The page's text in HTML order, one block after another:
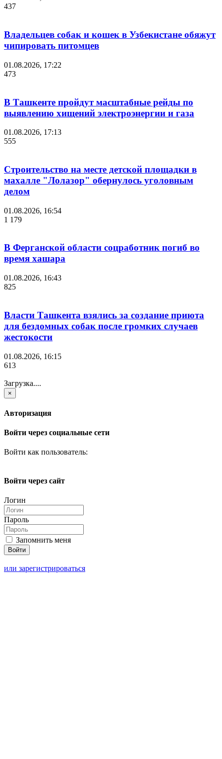
437
Владельцев собак и кошек в Узбекистане обяжут
чипировать питомцев
01.08.2026, 17:22
473
В Ташкенте пройдут масштабные рейды по
выявлению хищений электроэнергии и газа
01.08.2026, 17:13
555
Строительство на месте детской площадки в
махалле "Лолазор" обернулось уголовным
делом
01.08.2026, 16:54
1 179
В Ферганской области соцработник погиб во
время хашара
01.08.2026, 16:43
825
Власти Ташкента взялись за создание приюта
для бездомных собак после громких случаев
жестокости
01.08.2026, 16:15
613
Загрузка....
×
Авторизация
Войти через социальные сети
Войти как пользователь:
Войти через сайт
Логин
Пароль
Запомнить меня
или зарегистрироваться